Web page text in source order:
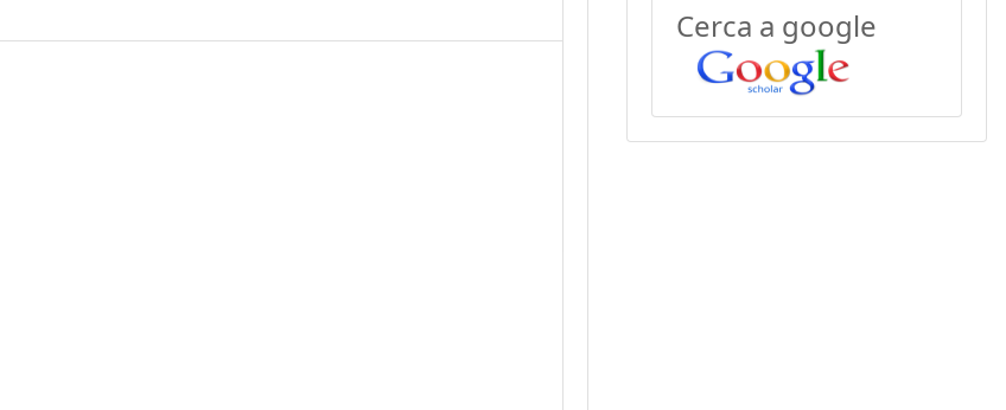
Cerca a google